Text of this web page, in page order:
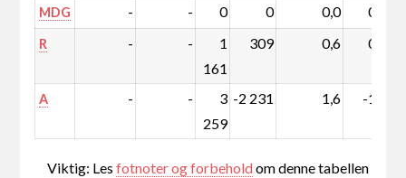
MDG - - 0 0 0,0 0,0
R - -
1
161
309 0,6 0,1
A - -
3
259
-2 231 1,6 -1,6
Viktig: Lesfotnoter og forbeholdom denne tabellen